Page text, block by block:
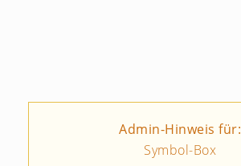
Admin-Hinweis für:
Symbol-Box